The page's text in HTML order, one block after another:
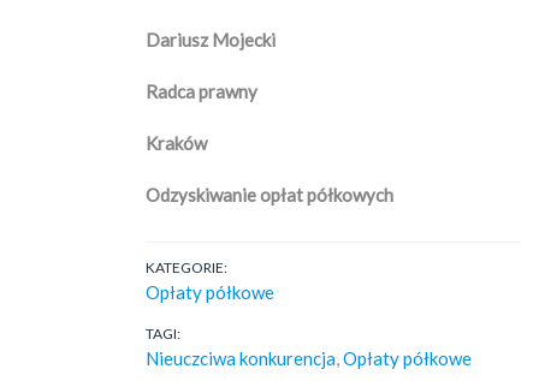
Dariusz Mojecki
Radca prawny
Kraków
Odzyskiwanie opłat półkowych
KATEGORIE:
Opłaty półkowe
TAGI:
Nieuczciwa konkurencja Opłaty półkowe